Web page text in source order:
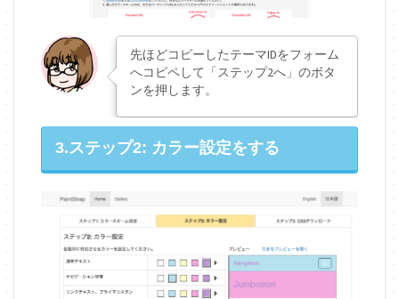
先ほどコピーしたテーマIDをフォーム
へコピペして「ステップ2へ」のボタ
ンを押します。
3.ステップ2: カラー設定をする